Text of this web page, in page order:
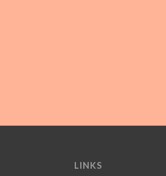
LINKS